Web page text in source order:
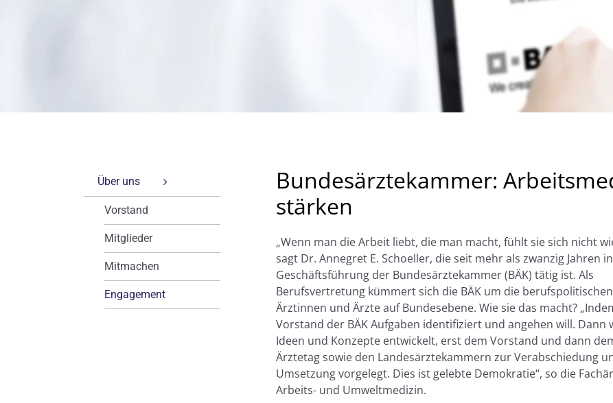
Bundesärztekammer:
stärken
„Wenn man die Arbeit liebt, die man macht, fühlt sie sich nicht
sagt Dr. Annegret E. Schoeller, die seit mehr als zwanzig Jahren
Geschäftsführung der Bundesärztekammer (BÄK) tätig ist. Als
Berufsvertretung kümmert sich die BÄK um die
Ärztinnen und Ärzte auf Bundesebene. Wie sie das macht?
Vorstand der BÄK Aufgaben identifiziert und angehen will. Dann
Ideen und Konzepte entwickelt, erst dem Vorstand und dann
Ärztetag sowie den Landesärztekammern zur Verabschiedung
Umsetzung vorgelegt. Dies ist gelebte Demokratie“, so die
Arbeits- und Umweltmedizin.
Über uns
Vorstand
Mitglieder
Mitmachen
Engagement